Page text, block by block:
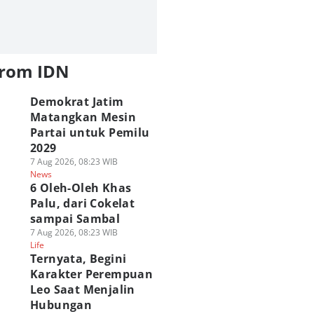
IDN
Demokrat Jatim
Matangkan Mesin
Partai untuk Pemilu
2029
7 Aug 2026, 08:23 WIB
News
6 Oleh-Oleh Khas
Palu, dari Cokelat
sampai Sambal
7 Aug 2026, 08:23 WIB
Life
Ternyata, Begini
Karakter Perempuan
Leo Saat Menjalin
Hubungan